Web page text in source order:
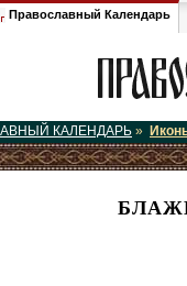
Православный Календарь
КАЛЕНДАРЬ »